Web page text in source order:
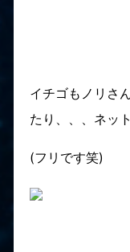
イチゴもノリさ
たり、、、ネッ
(フリです笑)